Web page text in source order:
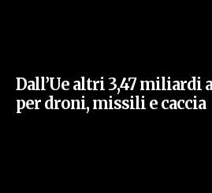
Dall’Ue altri 3,47 miliardi
per droni, missili e caccia